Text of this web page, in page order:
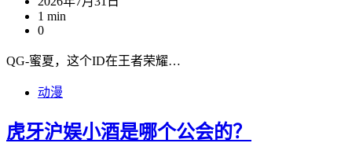
1 min
0
QG-蜜夏，这个ID在王者荣耀…
动漫
虎牙沪娱小酒是哪个公会的？